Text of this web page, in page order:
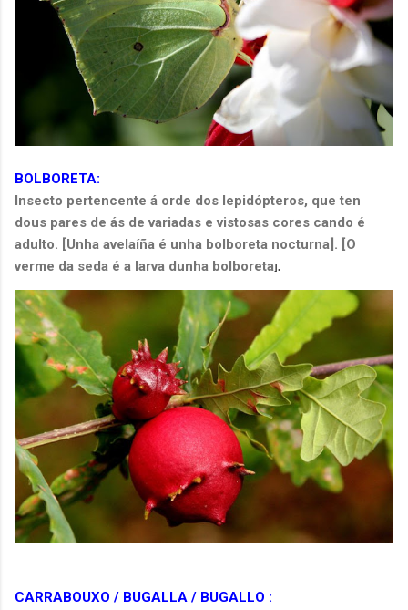
BOLBORETA:
Insecto pertencente á orde dos lepidópteros, que ten
dous pares de ás de variadas e vistosas cores cando é
adulto. [Unha avelaíña é unha bolboreta nocturna]. [O
verme da seda é a larva dunha bolboreta].
CARRABOUXO / BUGALLA / BUGALLO :